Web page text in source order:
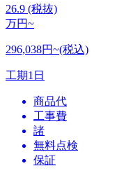
26.9 (税抜)
万円~
296,038円~(税込)
工期1日
商品代
工事費
諸
無料点検
保証